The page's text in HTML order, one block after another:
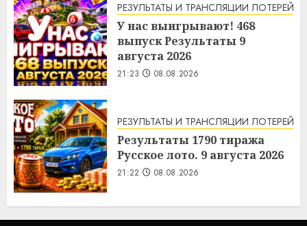
РЕЗУЛЬТАТЫ И ТРАНСЛЯЦИИ ЛОТЕРЕЙ
У нас выигрывают! 468
выпуск Результаты 9
августа 2026
21:23 08.08.2026
РЕЗУЛЬТАТЫ И ТРАНСЛЯЦИИ ЛОТЕРЕЙ
Результаты 1790 тиража
Русское лото. 9 августа 2026
21:22 08.08.2026